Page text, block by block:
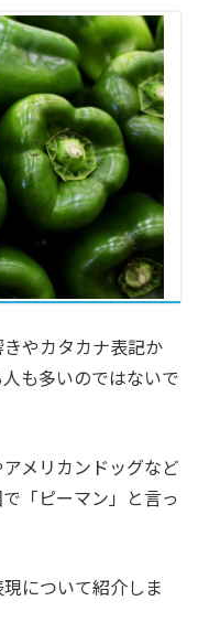
やカタカナ表記か
も多いのではないで
メリカンドッグなど
「ピーマン」と言っ
について紹介しま